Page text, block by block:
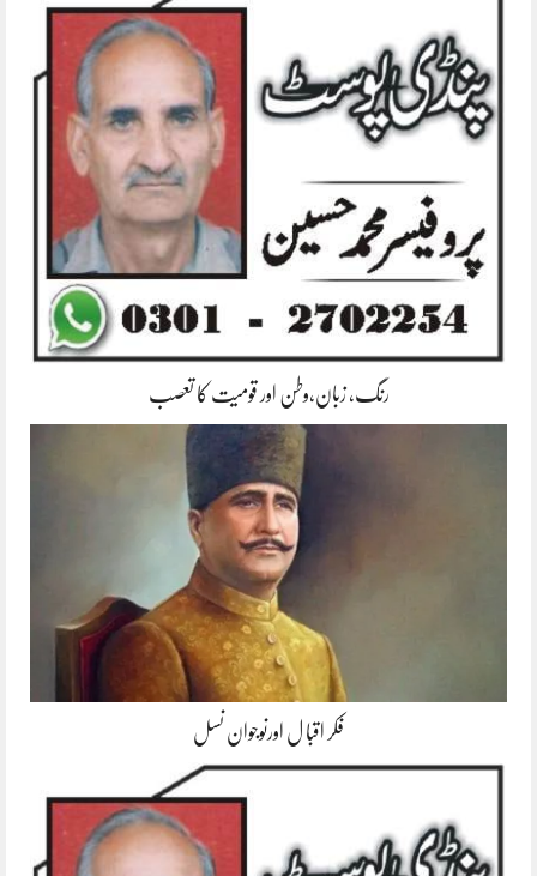
رنگ، زبان،وطن اور قومیت کا تعصب
فکر اقبا ل اورنوجوان نسل